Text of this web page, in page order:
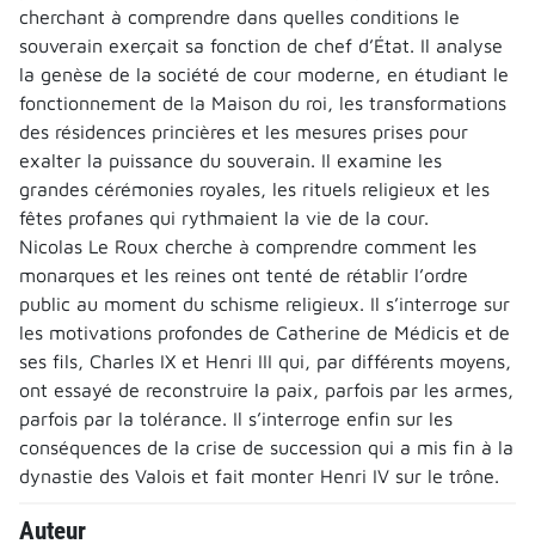
cherchant à comprendre dans quelles conditions le
souverain exerçait sa fonction de chef d’État. Il analyse
la genèse de la société de cour moderne, en étudiant le
fonctionnement de la Maison du roi, les transformations
des résidences princières et les mesures prises pour
exalter la puissance du souverain. Il examine les
grandes cérémonies royales, les rituels religieux et les
fêtes profanes qui rythmaient la vie de la cour.
Nicolas Le Roux cherche à comprendre comment les
monarques et les reines ont tenté de rétablir l’ordre
public au moment du schisme religieux. Il s’interroge sur
les motivations profondes de Catherine de Médicis et de
ses fils, Charles IX et Henri III qui, par différents moyens,
ont essayé de reconstruire la paix, parfois par les armes,
parfois par la tolérance. Il s’interroge enfin sur les
conséquences de la crise de succession qui a mis fin à la
dynastie des Valois et fait monter Henri IV sur le trône.
Auteur